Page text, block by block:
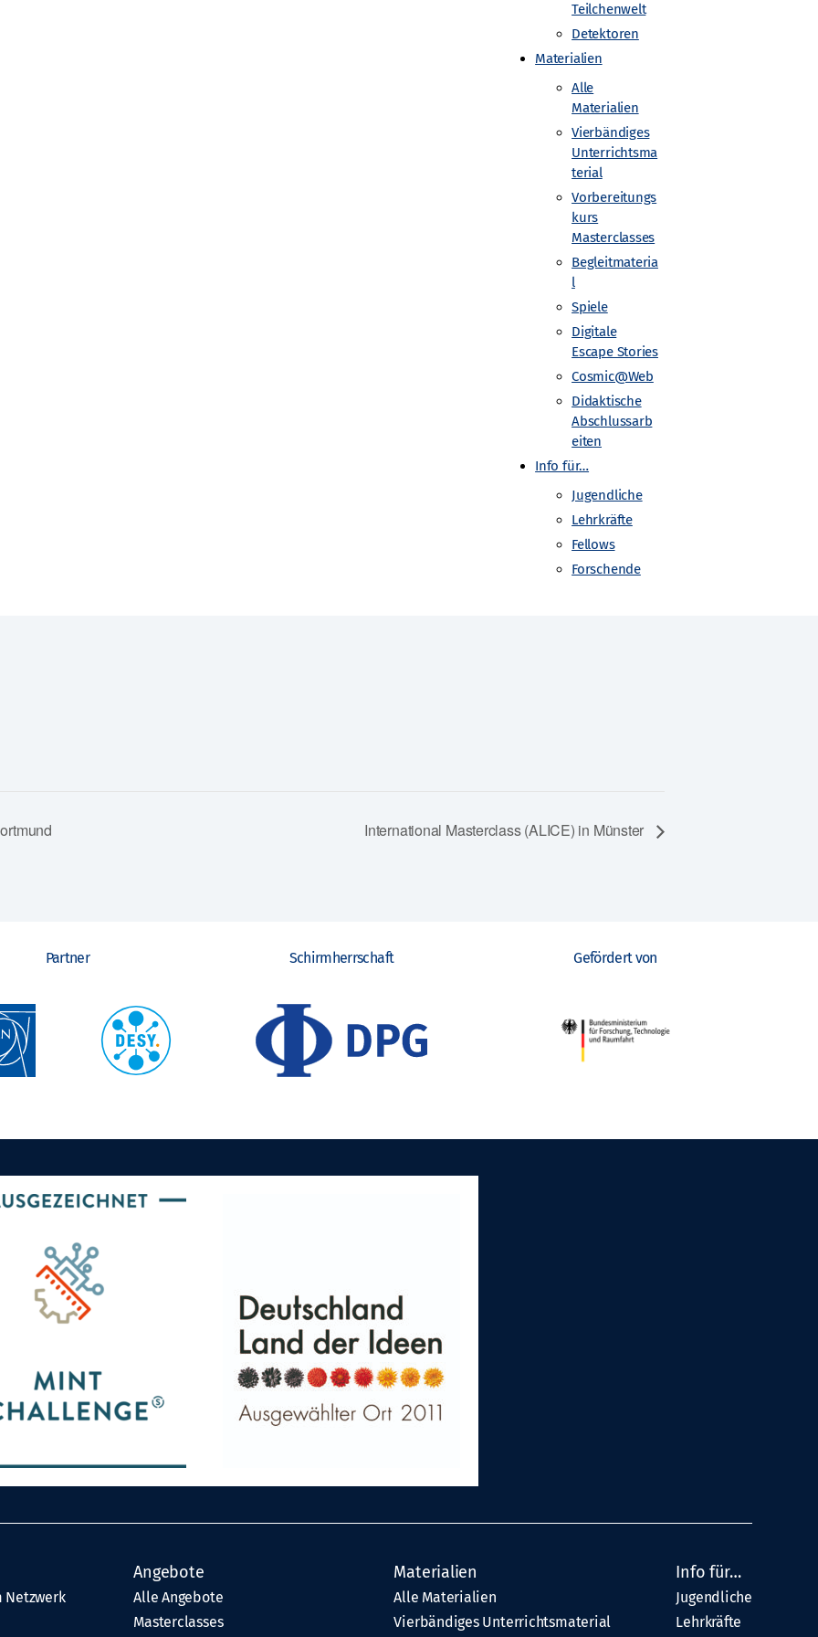
Teilchenwelt
Detektoren
Materialien
Alle
Materialien
Vierbändiges
Unterrichtsma
terial
Vorbereitungs
kurs
Masterclasses
Begleitmateria
l
Spiele
Digitale
Escape Stories
Cosmic@Web
Didaktische
Abschlussarb
eiten
Info für…
Jugendliche
Lehrkräfte
Fellows
Forschende
International Masterclass (ALICE) in Münster
Partner Schirmherrschaft Gefördert von
Netzwerk
Angebote
Alle Angebote
Masterclasses
Materialien
Alle Materialien
Vierbändiges Unterrichtsmaterial
Info für…
Jugendliche
Lehrkräfte